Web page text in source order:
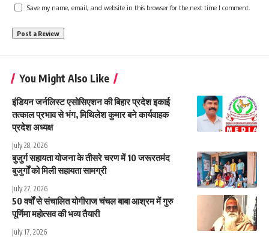
Save my name, email, and website in this browser for the next time I comment.
You Might Also Like
इंडियन जर्नलिस्ट एसोसिएशन की बिहार प्रदेश इकाई
तत्काल प्रभाव से भंग, मिथिलेश कुमार बने कार्यवाहक
प्रदेश अध्यक्ष
July 28, 2026
बुजुर्ग सहायता योजना के तीसरे चरण में 10 जरूरतमंद
बुजुर्गों को मिली सहायता सामग्री
July 27, 2026
50 वर्षों से संचालित योगीराज चंचल बाबा आश्रम में गुरु
पूर्णिमा महोत्सव की भव्य तैयारी
July 17, 2026